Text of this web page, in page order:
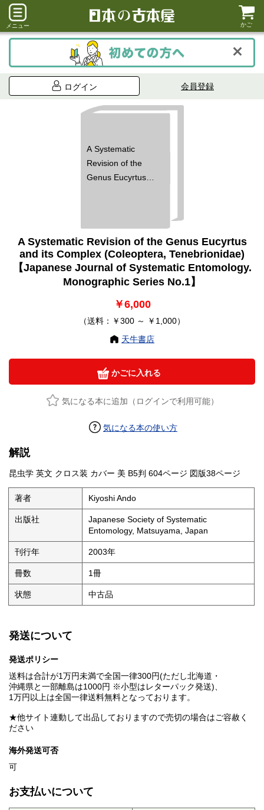
メニュー かご
ログイン 会員登録
A Systematic
Revision of the
Genus Eucyrtus
Journal of
Systematic
Entomology.
Monographic
Series No.1】
A Systematic Revision of the Genus Eucyrtus
and its Complex (Coleoptera, Tenebrionidae)
【Japanese Journal of Systematic Entomology.
Monographic Series No.1】
￥6,000
（送料：￥300 ～ ￥1,000）
天牛書店
かごに入れる
気になる本に追加（ログインで利用可能）
気になる本の使い方
解説
昆虫学 英文 クロス装 カバー 美 B5判 604ページ 図版38ページ
著者 Kiyoshi Ando
出版社
Japanese Society of Systematic
Entomology, Matsuyama, Japan
刊行年 2003年
冊数 1冊
状態 中古品
発送について
発送ポリシー
送料は合計が1万円未満で全国一律300円(ただし北海道・
沖縄県と一部離島は1000円 ※小型はレターパック発送)、
1万円以上は全国一律送料無料となっております。
★他サイト連動して出品しておりますので売切の場合はご容赦く
ださい
海外発送可否
可
お支払いについて